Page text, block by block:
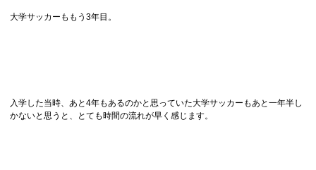
大学サッカーももう3年目。
入学した当時、あと4年もあるのかと思っていた大学サッカーもあと一年半し
かないと思うと、とても時間の流れが早く感じます。